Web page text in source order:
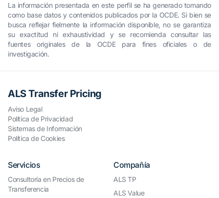
La información presentada en este perfil se ha generado tomando
como base datos y contenidos publicados por la OCDE. Si bien se
busca reflejar fielmente la información disponible, no se garantiza
su exactitud ni exhaustividad y se recomienda consultar las
fuentes originales de la OCDE para fines oficiales o de
investigación.
ALS Transfer Pricing
Aviso Legal
Política de Privacidad
Sistemas de Información
Política de Cookies
Servicios
Consultoría en Precios de
Transferencia
Compañía
ALS TP
ALS Value